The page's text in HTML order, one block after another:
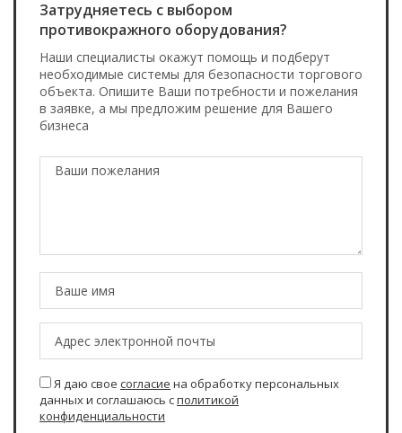
Затрудняетесь с выбором
противокражного оборудования?
Наши специалисты окажут помощь и подберут
необходимые системы для безопасности торгового
объекта. Опишите Ваши потребности и пожелания
в заявке, а мы предложим решение для Вашего
бизнеса
Я даю свое согласие на обработку персональных
данных и соглашаюсь сполитикой
конфиденциальности